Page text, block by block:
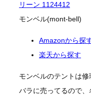
リーン 1124412
モンベル(mont-bell)
Amazonから探
楽天から探す
モンベルのテントは
バラに売ってるので